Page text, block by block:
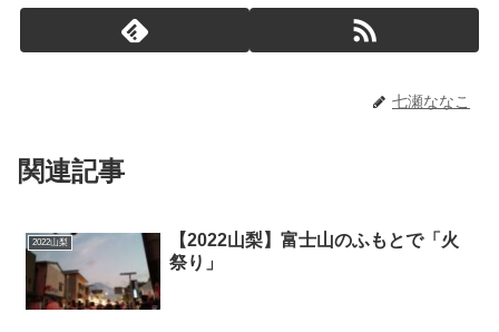
七瀬ななこ
関連記事
2022山梨
【2022山梨】富士山のふもとで「火
祭り」